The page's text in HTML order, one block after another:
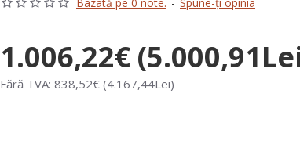
1.006,22€
Fără TVA: 838,52€ (4.167,44Lei)